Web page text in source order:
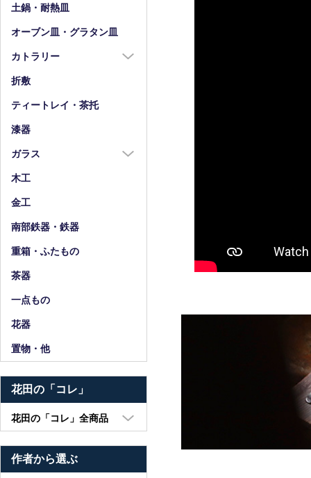
酒器全商品
徳利
土鍋・耐熱皿
オーブン皿・グラタン皿
カトラリー
カトラリー全商品
箸
箸置
折敷
ティートレイ・茶托
漆器
ガラス
ガラス全商品
グラス
ガラス皿
木工
金工
南部鉄器・鉄器
重箱・ふたもの
茶器
一点もの
花器
置物・他
花田の「コレ」
花田の「コレ」全商品
鉢・湯呑・カップ
作者から選ぶ